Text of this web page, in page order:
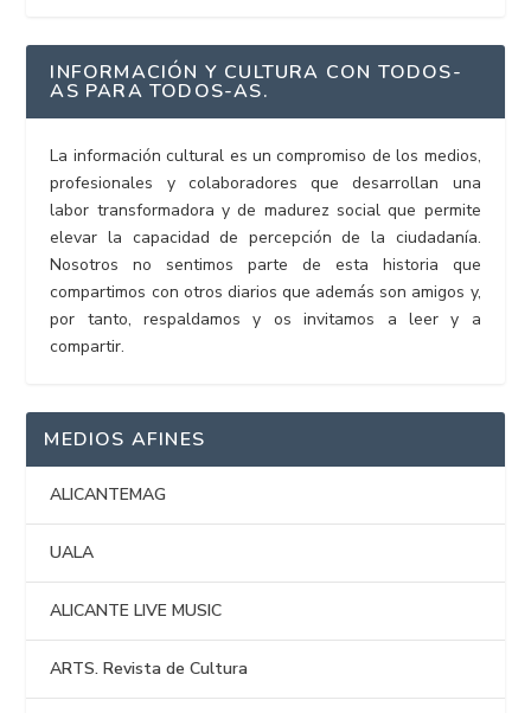
INFORMACIÓN Y CULTURA CON TODOS-
AS PARA TODOS-AS.
La información cultural es un compromiso de los medios,
profesionales y colaboradores que desarrollan una
labor transformadora y de madurez social que permite
elevar la capacidad de percepción de la ciudadanía.
Nosotros no sentimos parte de esta historia que
compartimos con otros diarios que además son amigos y,
por tanto, respaldamos y os invitamos a leer y a
compartir.
MEDIOS AFINES
ALICANTEMAG
UALA
ALICANTE LIVE MUSIC
ARTS. Revista de Cultura